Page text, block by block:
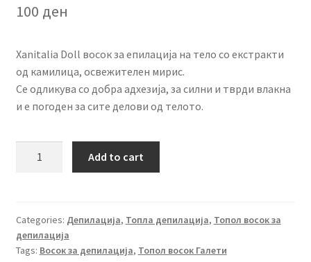
100 ден
Xanitalia Doll восок за епилација на тело со екстракти
од камилица, освежителен мирис.
Се одликува со добра адхезија, за силни и тврди влакна
и е погоден за сите делови од телото.
Азулен
100
гр
Add to cart
Categories: Депилација, Топла депилација, Топол восок за
депилација
Tags: Восок за депилација, Топол восок Галети